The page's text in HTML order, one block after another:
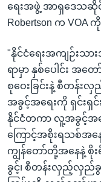
ရေးအဖွဲ့ အာရှဒေသဆိုင်
Robertson က VOA
"နိုင်ငံရေးအကျဉ်းသား
ရာမှာ နှစ်ပေါင်း အတ
စုဝေးခြင်းနဲ့ စီတန်း
အခွင့်အရေးကို ရှင်းရှင်
နိုင်ငံတကာ လူ့အခွင့်အ
ကြောင့်အစိုးရသစ်အန
ကျွန်တော်တို့အနေနဲ့ စိုး
ခွင့်၊ စီတန်းလှည့်လှည်ခွ